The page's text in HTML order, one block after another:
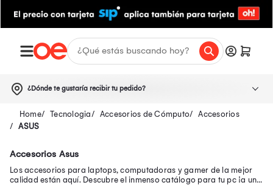
¿Dónde te gustaría recibir tu pedido?
Tecnologia Accesorios de Cómputo
Accesorios
ASUS
Accesorios Asus
Los accesorios para laptops, computadoras y gamer de la mejor
calidad están aquí. Descubre el inmenso catálogo para tu pc ¡a un